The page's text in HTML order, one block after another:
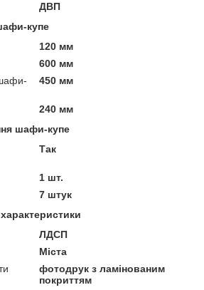
ДВП
купе
120 мм
600 мм
450 мм
240 мм
шафи-купе
Так
1 шт.
7 штук
ЛДСП
Міста
фотодрук з ламінованим
покриттям